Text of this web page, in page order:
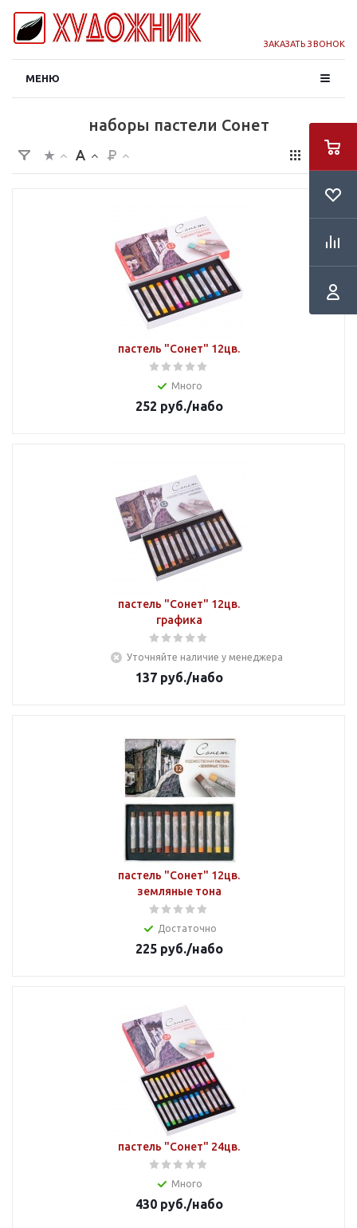
ЗАКАЗАТЬ ЗВОНОК
МЕНЮ
наборы пастели Сонет
пастель "Сонет" 12цв.
Много
252 руб./набо
пастель "Сонет" 12цв.
графика
Уточняйте наличие у менеджера
137руб./набо
пастель "Сонет" 12цв.
земляные тона
Достаточно
225руб./набо
пастель "Сонет" 24цв.
Много
430руб./набо